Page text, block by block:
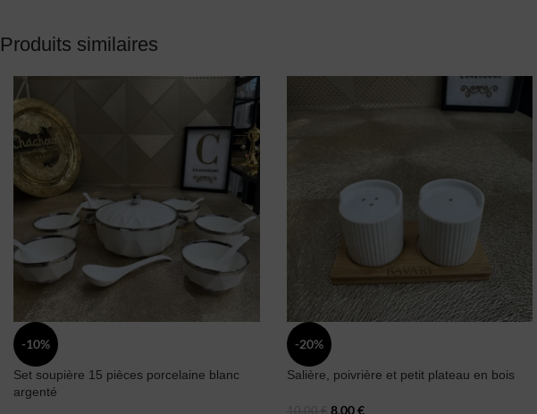
Produits similaires
-10%
Set soupière 15 pièces porcelaine blanc
argenté
-20%
Salière, poivrière et petit plateau en bois
8,00€